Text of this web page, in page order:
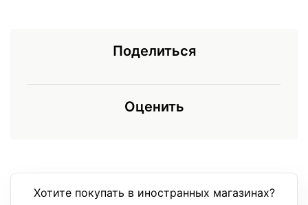
Поделиться
Оценить
Хотите покупать в иностранных магазинах?